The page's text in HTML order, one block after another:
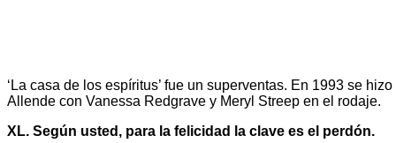
‘La casa de los espíritus’ fue un superventas. En 1993 se
Allende con Vanessa Redgrave y Meryl Streep en el rodaje.
XL. Según usted, para la felicidad la clave es el perdón.